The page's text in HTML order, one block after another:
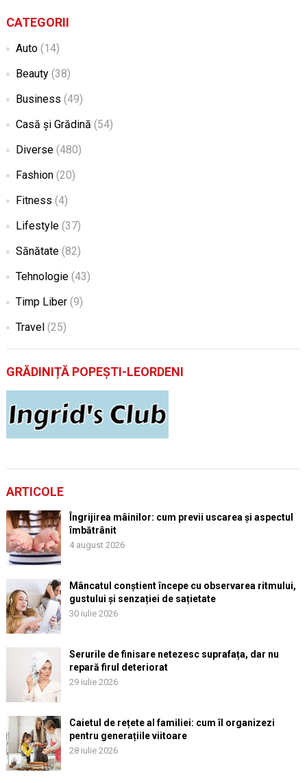
CATEGORII
Auto(14)
Beauty(38)
Business (49)
Casă și Grădină (54)
Diverse(480)
Fashion(20)
Fitness (4)
Lifestyle(37)
Sănătate(82)
Tehnologie(43)
Timp Liber(9)
Travel (25)
GRĂDINIȚĂ POPEȘTI-LEORDENI
ARTICOLE
Îngrijirea mâinilor: cum previi uscarea și aspectul
îmbătrânit
4 august 2026
Mâncatul conștient începe cu observarea ritmului,
gustului și senzației de sațietate
30 iulie 2026
Serurile de finisare netezesc suprafața, dar nu
repară firul deteriorat
29 iulie 2026
Caietul de rețete al familiei: cum îl organizezi
pentru generațiile viitoare
28 iulie 2026